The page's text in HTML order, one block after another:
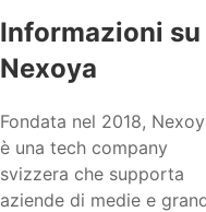
Informazioni su
Nexoya
Fondata nel 2018,
è una tech company
svizzera che supporta
aziende di medie e